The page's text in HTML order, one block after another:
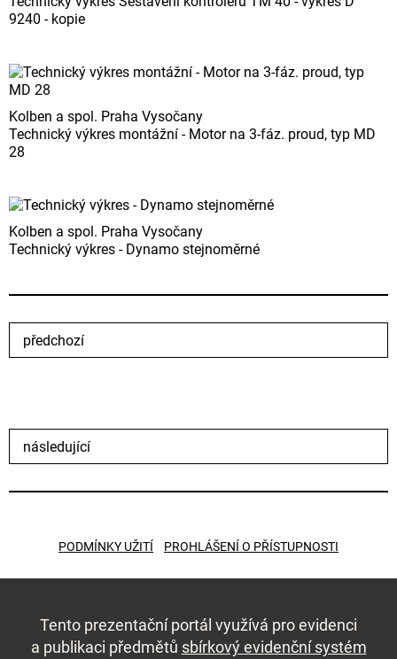
9240 - kopie
Kolben a spol. Praha Vysočany
Technický výkres montážní - Motor na 3-fáz. proud, typ MD
28
Kolben a spol. Praha Vysočany
Technický výkres - Dynamo stejnoměrné
předchozí
následující
PODMÍNKY UŽITÍ PROHLÁŠENÍ O PŘÍSTUPNOSTI
Tento prezentační portál využívá pro evidenci
a publikaci předmětů sbírkový evidenční systém